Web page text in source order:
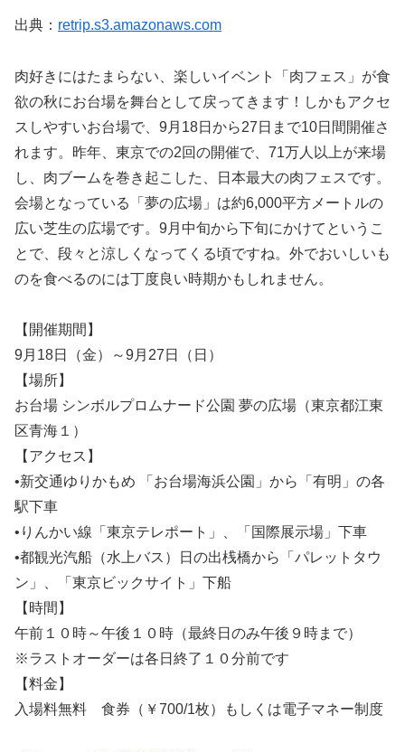
出典： retrip.s3.amazonaws.com
肉好きにはたまらない、楽しいイベント「肉フェス」が食
欲の秋にお台場を舞台として戻ってきます！しかもアクセ
スしやすいお台場で、9月18日から27日まで10日間開催さ
れます。昨年、東京での2回の開催で、71万人以上が来場
し、肉ブームを巻き起こした、日本最大の肉フェスです。
会場となっている「夢の広場」は約6,000平方メートルの
広い芝生の広場です。9月中旬から下旬にかけてというこ
とで、段々と涼しくなってくる頃ですね。外でおいしいも
のを食べるのには丁度良い時期かもしれません。
【開催期間】
9月18日（金）～9月27日（日）
【場所】
お台場 シンボルプロムナード公園 夢の広場（東京都江東
区青海１）
【アクセス】
•新交通ゆりかもめ 「お台場海浜公園」から「有明」の各
駅下車
•りんかい線「東京テレポート」、「国際展示場」下車
•都観光汽船（水上バス）日の出桟橋から「パレットタウ
ン」、「東京ビックサイト」下船
【時間】
午前１０時～午後１０時（最終日のみ午後９時まで）
※ラストオーダーは各日終了１０分前です
【料金】
入場料無料 食券（￥700/1枚）もしくは電子マネー制度